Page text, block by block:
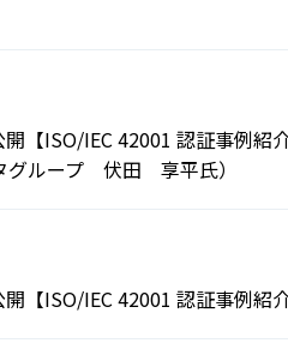
【ISO/IEC 42001 認証事例
グループ 伏田 享平氏）
開【ISO/IEC 42001 認証事例